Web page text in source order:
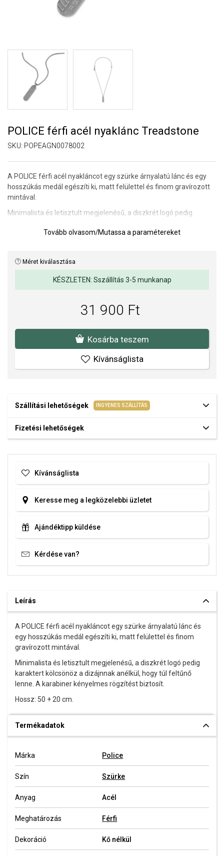
POLICE férfi acél nyaklánc Treadstone
SKU: POPEAGN0078002
A POLICE férfi acél nyakláncot egy szürke árnyalatú lánc és egy
hosszúkás medál egészíti ki, matt felülettel és finom gravírozott
mintával.
Minimalista és letisztult megjelenésű, a diszkrét logó pedig
karabiner kényelmes rögzítést biztosít.
Tovább olvasom/Mutassa a paramétereket
Méret kiválasztása
KÉSZLETEN: Sszállítás 3-5 munkanap
31 900 Ft
Kosárba teszem
Kívánságlista
Szállítási lehetőségek INGYENES SZÁLLÍTÁS
Fizetési lehetőségek
Kívánságlista
Keresse meg a legközelebbi üzletet
Ajándéktipp küldése
Kérdése van?
Leírás
A POLICE férfi acél nyakláncot egy szürke árnyalatú lánc és
egy hosszúkás medál egészíti ki, matt felülettel és finom
gravírozott mintával.
Minimalista és letisztult megjelenésű, a diszkrét logó pedig
karaktert kölcsönöz a dizájnnak anélkül, hogy túl feltűnő
lenne. A karabiner kényelmes rögzítést biztosít.
Hossz: 50 + 20 cm.
Termékadatok
Márka Police
Szín Szürke
Anyag Acél
Meghatározás Férfi
Dekoráció Kő nélkül